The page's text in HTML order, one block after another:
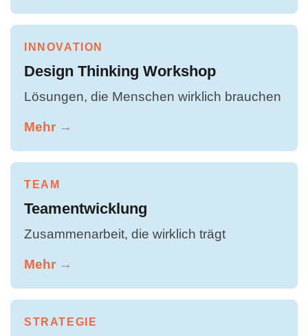
INNOVATION
Design Thinking Workshop
Lösungen, die Menschen wirklich brauchen
Mehr →
TEAM
Teamentwicklung
Zusammenarbeit, die wirklich trägt
Mehr →
STRATEGIE